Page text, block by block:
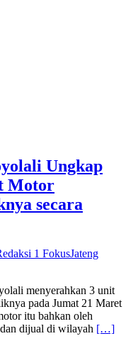
Ungkap
Motor
secara
1 FokusJateng
menyerahkan 3 unit
pada Jumat 21 Maret
itu bahkan oleh
dijual di wilayah […]